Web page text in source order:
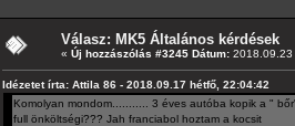
Válasz: MK5 Általános kérdések
« Új hozzászólás #3245 Dátum:
Idézetet írta: Attila 86 - 2018.09.17 hétfő, 22:04:42
Komolyan mondom........... 3 éves autóba kopik a "
full önköltségi??? Jah franciabol hoztam a kocsit